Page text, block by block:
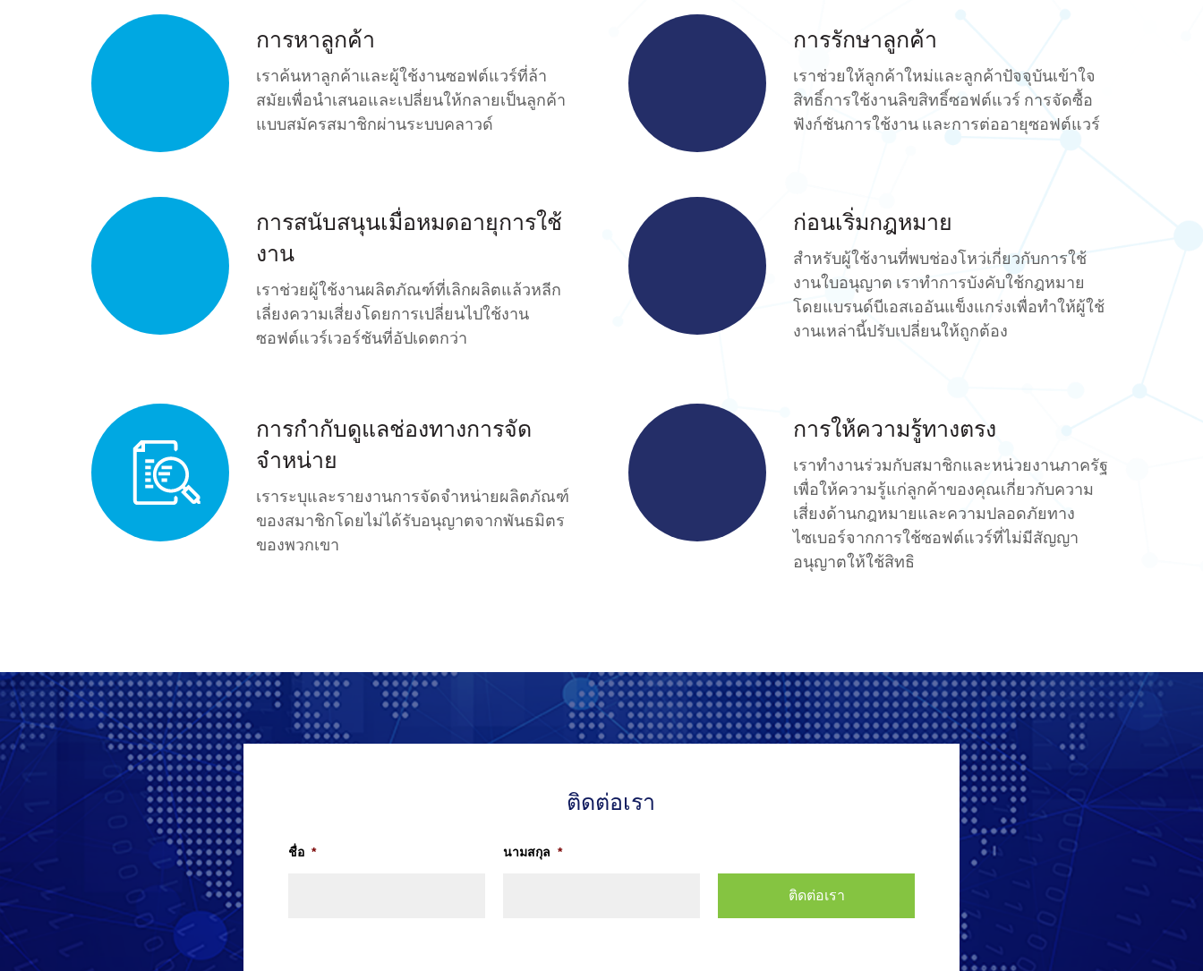
การหาลูกค้า
เราค้นหาลูกค้าและผู้ใช้งานซอฟต์แวร์ที่ล้า
สมัยเพื่อนำเสนอและเปลี่ยนให้กลายเป็นลูกค้า
แบบสมัครสมาชิกผ่านระบบคลาวด์
การรักษาลูกค้า
เราช่วยให้ลูกค้าใหม่และลูกค้าปัจจุบันเข้าใจ
สิทธิ์การใช้งานลิขสิทธิ์ซอฟต์แวร์ การจัดซื้อ
ฟังก์ชันการใช้งาน และการต่ออายุซอฟต์แวร์
การสนับสนุนเมื่อหมดอายุการใช้
งาน
เราช่วยผู้ใช้งานผลิตภัณฑ์ที่เลิกผลิตแล้วหลีก
เลี่ยงความเสี่ยงโดยการเปลี่ยนไปใช้งาน
ซอฟต์แวร์เวอร์ชันที่อัปเดตกว่า
ก่อนเริ่มกฎหมาย
สำหรับผู้ใช้งานที่พบช่องโหว่เกี่ยวกับการใช้
งานใบอนุญาต เราทำการบังคับใช้กฎหมาย
โดยแบรนด์บีเอสเออันแข็งแกร่งเพื่อทำให้ผู้ใช้
งานเหล่านี้ปรับเปลี่ยนให้ถูกต้อง
การกำกับดูแลช่องทางการจัด
จำหน่าย
เราระบุและรายงานการจัดจำหน่ายผลิตภัณฑ์
ของสมาชิกโดยไม่ได้รับอนุญาตจากพันธมิตร
ของพวกเขา
การให้ความรู้ทางตรง
เราทำงานร่วมกับสมาชิกและหน่วยงานภาครัฐ
เพื่อให้ความรู้แก่ลูกค้าของคุณเกี่ยวกับความ
เสี่ยงด้านกฎหมายและความปลอดภัยทาง
ไซเบอร์จากการใช้ซอฟต์แวร์ที่ไม่มีสัญญา
อนุญาตให้ใช้สิทธิ
ติดต่อเรา
ชื่อ * นามสกุล *